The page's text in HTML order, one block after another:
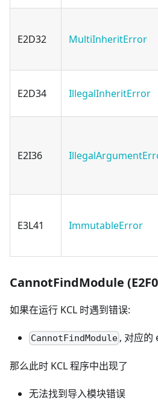
E2D32 MultiInheritError
E2D34 IllegalInheritError
E2I36
E3L41 ImmutableError
CannotFindModule
如果在运行 KCL 时遇到错误:
CannotFindModule , 对应
那么此时 KCL 程序中出现了
无法找到导入模块错误